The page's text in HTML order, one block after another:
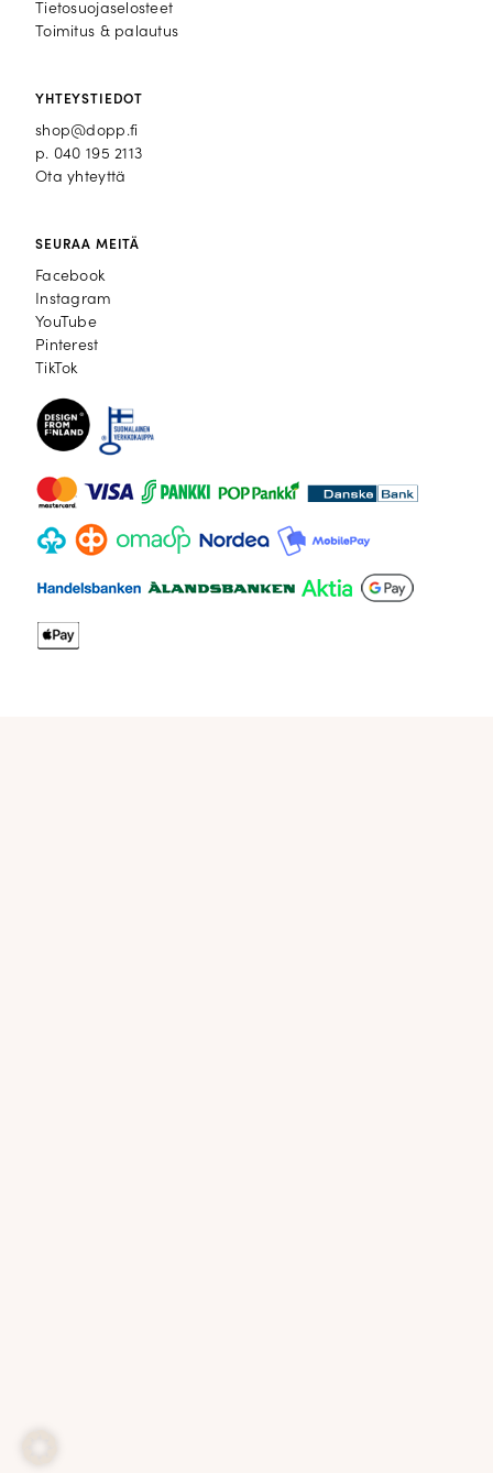
Tietosuojaselosteet
Toimitus & palautus
YHTEYSTIEDOT
shop@dopp.fi
p. 040 195 2113
Ota yhteyttä
SEURAA MEITÄ
Facebook
Facebook
Instagram
Instagram
YouTube
YouTube
Pinterest
Pinterest
TikTok
TikTok